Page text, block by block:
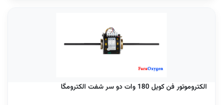
الکتروموتور فن کویل 180 وات دو سر شفت الکترومگا